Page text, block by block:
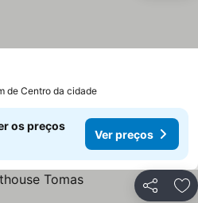
de Centro da cidade
os preços
Ver preços
Partilhar